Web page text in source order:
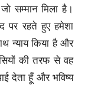
सम्मान मिला है।
पर रहते हुए हमेशा
न्याय किया है और
की तरफ से वह
देता हूँ और भविष्य